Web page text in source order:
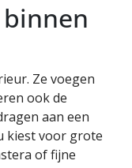
binnen
Ze voegen
ook de
aan een
kiest voor grote
of fijne